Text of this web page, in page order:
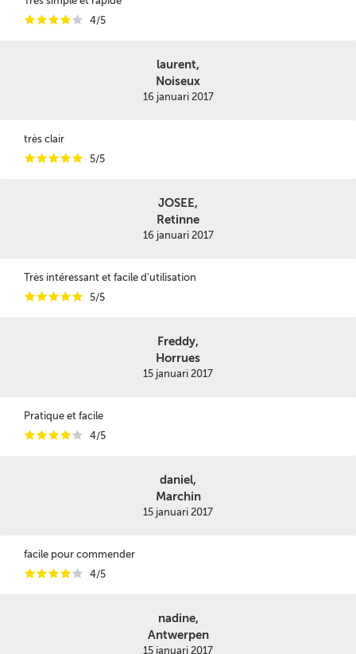
iiiii 4/5
laurent,
Noiseux
16 januari 2017
très clair
iiiii 5/5
JOSEE,
Retinne
16 januari 2017
Très intéressant et facile d'utilisation
iiiii 5/5
Freddy,
Horrues
15 januari 2017
Pratique et facile
iiiii 4/5
daniel,
Marchin
15 januari 2017
facile pour commender
iiiii 4/5
nadine,
Antwerpen
15 januari 2017